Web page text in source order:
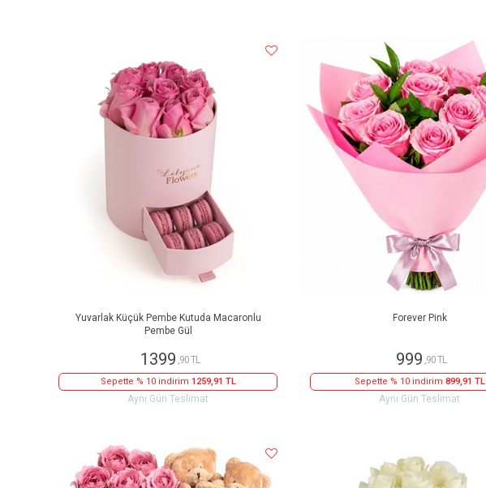
Yuvarlak Küçük Pembe Kutuda Macaronlu
Pembe Gül
1399 ,90 TL
Sepette % 10 indirim 1259,91 TL
Aynı Gün Teslimat
Forever Pink
999 ,90 TL
Sepette % 10 indirim 899,91 TL
Aynı Gün Teslimat